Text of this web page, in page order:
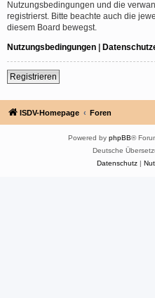
Nutzungsbedingungen und die
registrierst. Bitte beachte auch die
diesem Board bewegst.
Nutzungsbedingungen |
Registrieren
ISDV-Homepage Foren
Powered by phpBB®
Deutsche
Datenschutz|